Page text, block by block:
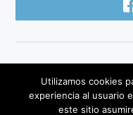
© 2019
Utilizamos cookies
experiencia al usuario
este sitio